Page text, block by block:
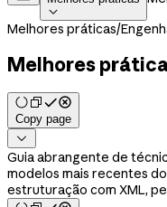

Melhores práticas/
Melhores
Copy page

Guia abrangente de
modelos mais recentes
estruturação com XML,